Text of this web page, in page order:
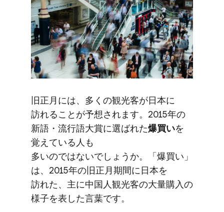
旧正月には、​多くの​観光客が​日本に​
訪れる​ことが​予想されます。​2015年の​
新語・流行語大賞に​選ばれた​爆買いを​
覚えている​人も​
多いのではないでしょうか。​「爆買い」
は、​2015年の​旧正月期間に​日本を​
訪れた、​主に​中国人観光客の​大量購入の​
様子を​表した​言葉です。